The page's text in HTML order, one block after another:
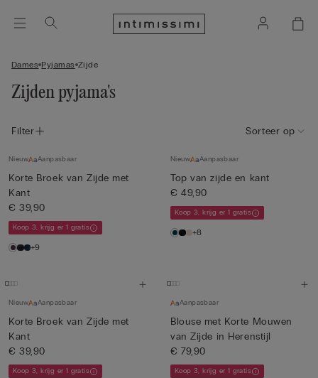
Dames Pyjamas Zijde
Zijden pyjama's
Filter Sorteer op
Nieuw Aanpasbaar
Korte Broek van Zijde met
Kant
€ 39,90
Koop 3, krijg er 1 gratis
+9
Nieuw Aanpasbaar
Top van zijde en kant
€ 49,90
Koop 3, krijg er 1 gratis
+8
Nieuw Aanpasbaar
Korte Broek van Zijde met
Kant
€ 39,90
Koop 3, krijg er 1 gratis
Aanpasbaar
Blouse met Korte Mouwen
van Zijde in Herenstijl
€ 79,90
Koop 3, krijg er 1 gratis